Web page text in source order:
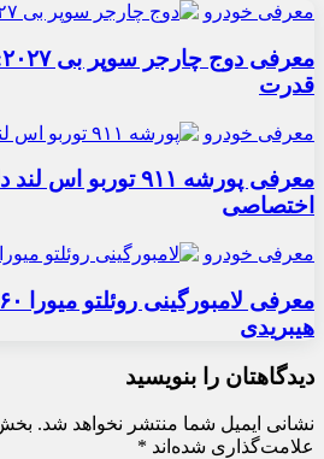
معرفی خودرو
قدرت
معرفی خودرو
معرفی پورشه ۹۱۱
اختصاصی
معرفی خودرو
هیبریدی
دیدگاهتان را بنویسید
نشانی ایمیل شما منتشر نخواهد شد.
علامت‌گذاری شده‌اند *